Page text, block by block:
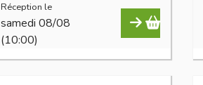
Réception le
samedi 08/08
(10:00)